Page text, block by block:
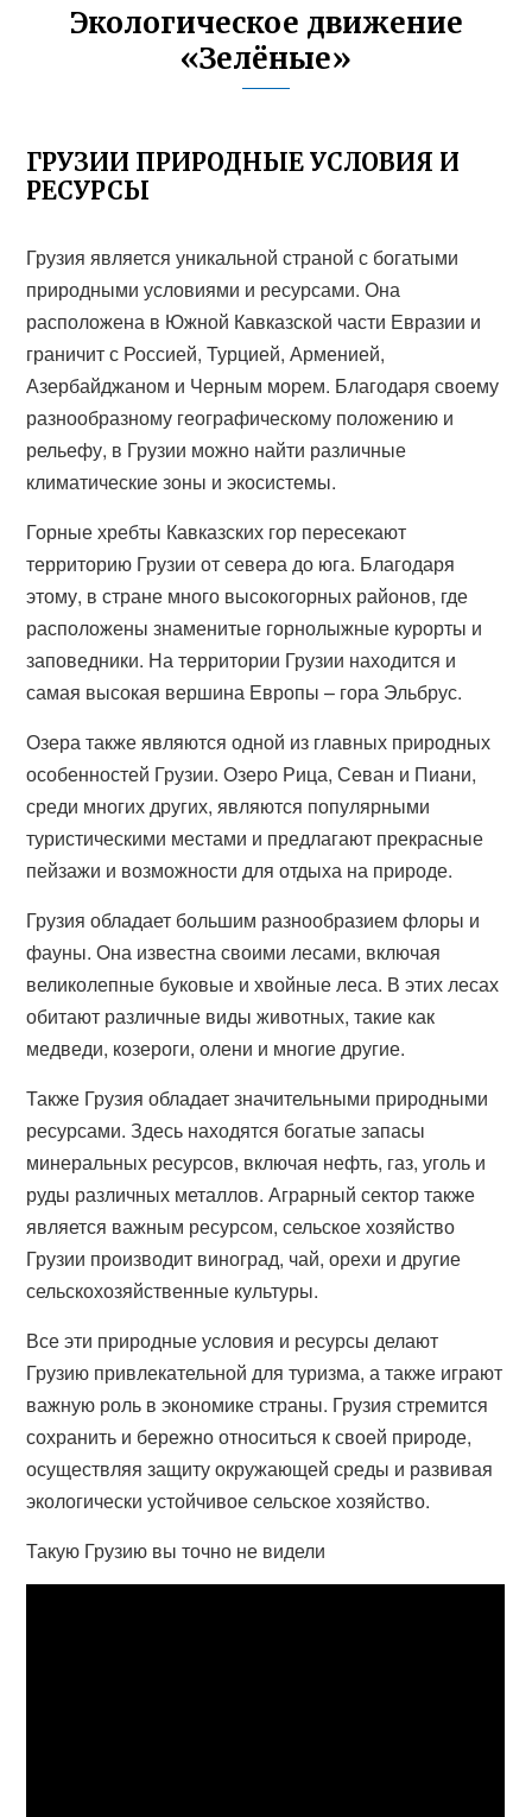
Экологическое движение
«Зелёные»
ГРУЗИИ ПРИРОДНЫЕ УСЛОВИЯ И
РЕСУРСЫ
Грузия является уникальной страной с богатыми
природными условиями и ресурсами. Она
расположена в Южной Кавказской части Евразии и
граничит с Россией, Турцией, Арменией,
Азербайджаном и Черным морем. Благодаря своему
разнообразному географическому положению и
рельефу, в Грузии можно найти различные
климатические зоны и экосистемы.
Горные хребты Кавказских гор пересекают
территорию Грузии от севера до юга. Благодаря
этому, в стране много высокогорных районов, где
расположены знаменитые горнолыжные курорты и
заповедники. На территории Грузии находится и
самая высокая вершина Европы – гора Эльбрус.
Озера также являются одной из главных природных
особенностей Грузии. Озеро Рица, Севан и Пиани,
среди многих других, являются популярными
туристическими местами и предлагают прекрасные
пейзажи и возможности для отдыха на природе.
Грузия обладает большим разнообразием флоры и
фауны. Она известна своими лесами, включая
великолепные буковые и хвойные леса. В этих лесах
обитают различные виды животных, такие как
медведи, козероги, олени и многие другие.
Также Грузия обладает значительными природными
ресурсами. Здесь находятся богатые запасы
минеральных ресурсов, включая нефть, газ, уголь и
руды различных металлов. Аграрный сектор также
является важным ресурсом, сельское хозяйство
Грузии производит виноград, чай, орехи и другие
сельскохозяйственные культуры.
Все эти природные условия и ресурсы делают
Грузию привлекательной для туризма, а также играют
важную роль в экономике страны. Грузия стремится
сохранить и бережно относиться к своей природе,
осуществляя защиту окружающей среды и развивая
экологически устойчивое сельское хозяйство.
Такую Грузию вы точно не видели